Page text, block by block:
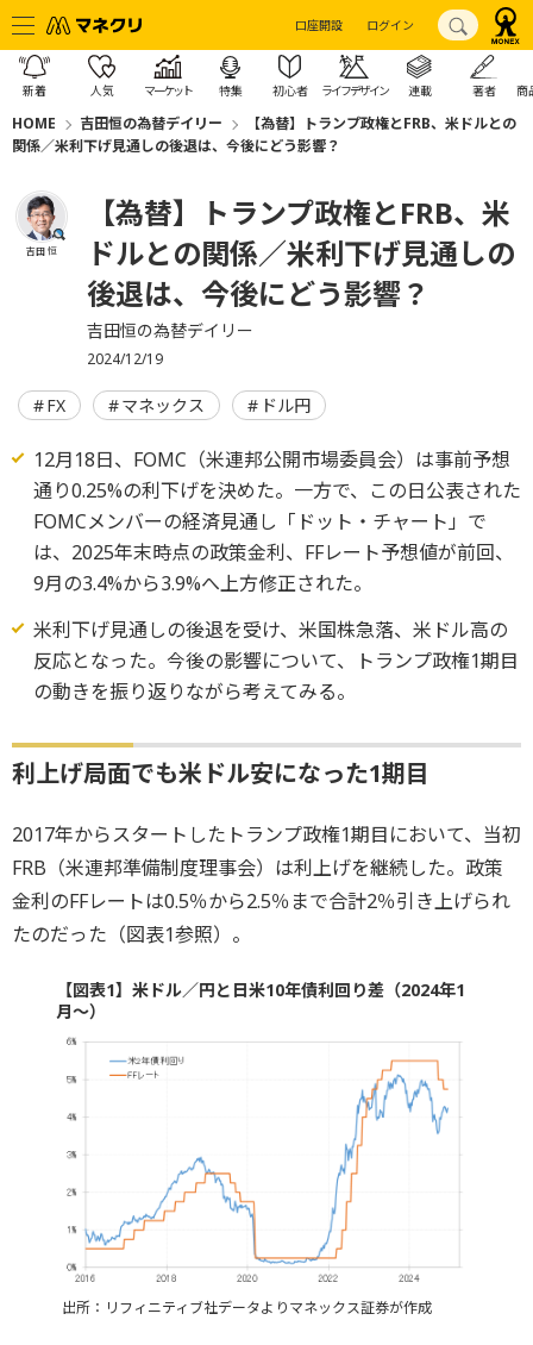
口座開設 ログイン
新着 人気 マーケット 特集 初心者 ライフデザイン 連載 著者 商
HOME 吉田恒の為替デイリー
【為替】トランプ政権とFRB、米ドルとの
関係／米利下げ見通しの後退は、今後にどう影響？
吉田 恒
【為替】トランプ政権とFRB、米
ドルとの関係／米利下げ見通しの
後退は、今後にどう影響？
吉田恒の為替デイリー
2024/12/19
FX マネックス ドル円
12月18日、FOMC（米連邦公開市場委員会）は事前予想
通り0.25%の利下げを決めた。一方で、この日公表された
FOMCメンバーの経済見通し「ドット・チャート」で
は、2025年末時点の政策金利、FFレート予想値が前回、
9月の3.4%から3.9%へ上方修正された。
米利下げ見通しの後退を受け、米国株急落、米ドル高の
反応となった。今後の影響について、トランプ政権1期目
の動きを振り返りながら考えてみる。
利上げ局面でも米ドル安になった1期目
2017年からスタートしたトランプ政権1期目において、当初
FRB（米連邦準備制度理事会）は利上げを継続した。政策
金利のFFレートは0.5％から2.5％まで合計2％引き上げられ
たのだった（図表1参照）。
【図表1】米ドル／円と日米10年債利回り差（2024年1
月～）
出所：リフィニティブ社データよりマネックス証券が作成